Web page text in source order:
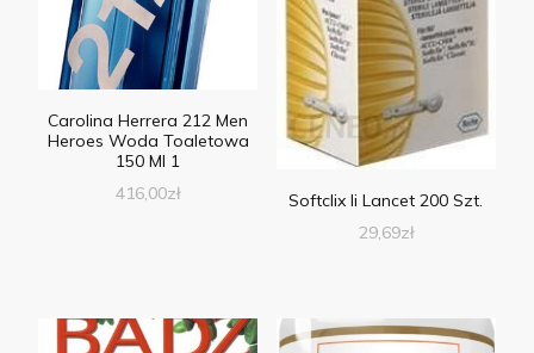
Carolina Herrera 212 Men
Heroes Woda Toaletowa
150 Ml 1
416,00zł
Softclix Ii Lancet 200 Szt.
29,69zł